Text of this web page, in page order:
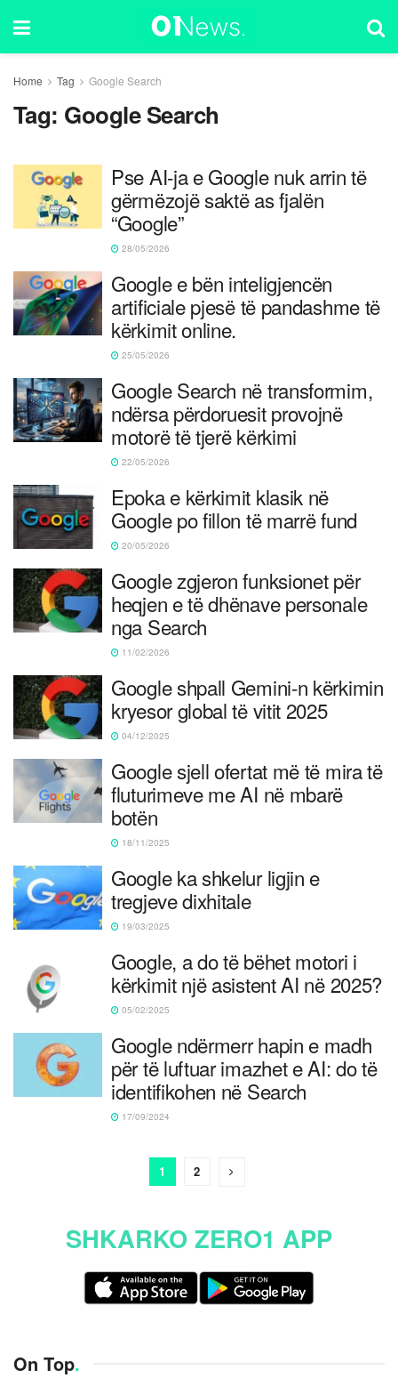
Home Tag Google Search
Tag: Google Search
Pse AI-ja e Google nuk arrin të
gërmëzojë saktë as fjalën
“Google”
28/05/2026
Google e bën inteligjencën
artificiale pjesë të pandashme të
kërkimit online.
25/05/2026
Google Search në transformim,
ndërsa përdoruesit provojnë
motorë të tjerë kërkimi
22/05/2026
Epoka e kërkimit klasik në
Google po fillon të marrë fund
20/05/2026
Google zgjeron funksionet për
heqjen e të dhënave personale
nga Search
11/02/2026
Google shpall Gemini-n kërkimin
kryesor global të vitit 2025
04/12/2025
Google sjell ofertat më të mira të
fluturimeve me AI në mbarë
botën
18/11/2025
Google ka shkelur ligjin e
tregjeve dixhitale
19/03/2025
Google, a do të bëhet motori i
kërkimit një asistent AI në 2025?
05/02/2025
Google ndërmerr hapin e madh
për të luftuar imazhet e AI: do të
identifikohen në Search
17/09/2024
1 2
SHKARKO ZERO1 APP
On Top.